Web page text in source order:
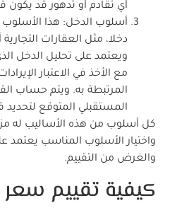
أي تقادم أو تدهور قد يكون
أسلوب الدخل: هذا الأسلوب
دخلا، مثل العقارات
ويعتمد على تحليل الدخل
مع الأخذ في الاعتبار
المرتبطة به. ويتم حساب
المستقبلي المتوقع لتحديد
كل أسلوب من هذه الأساليب له
واختيار الأسلوب المناسب يعتمد
والغرض من التقييم.
كيفية تقييم سعر